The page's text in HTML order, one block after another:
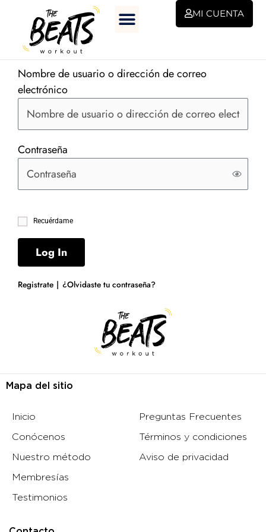
contenido
MI CUENTA
Nombre de usuario o dirección de correo
electrónico
Contraseña
Recuérdame
Log In
Registrate ¿Olvidaste tu contraseña?
Mapa del sitio
Inicio
Conócenos
Nuestro método
Membresías
Testimonios
Preguntas Frecuentes
Términos y condiciones
Aviso de privacidad